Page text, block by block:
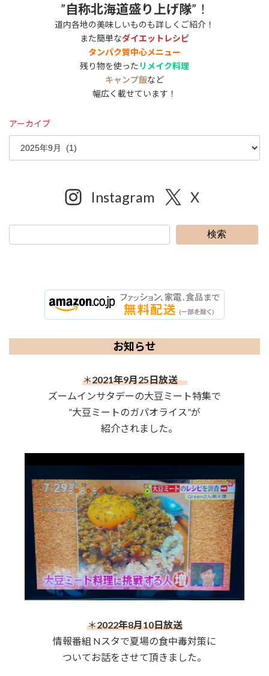
”自称北海道盛り上げ隊”！
道内各地の美味しいものも詳しくご紹介！
また簡単なダイエットレシピ
タンパク質中心メニュー
残り物を使った リメイク料理
キャンプ飯など
幅広く載せています！
アーカイブ
Instagram X
検索
お知らせ
＊2021年9月25日放送
ズームインサタデーの大豆ミート特集で
”大豆ミートのガパオライス”が
紹介されました。
＊2022年8月10日放送
情報番組 Nスタで夏場の食中毒対策に
ついてお話をさせて頂きました。